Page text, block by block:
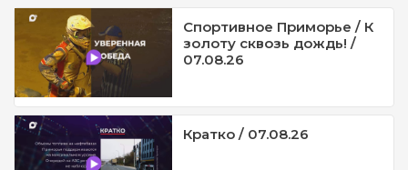
Спортивное Приморье / К
золоту сквозь дождь! /
07.08.26
Кратко / 07.08.26